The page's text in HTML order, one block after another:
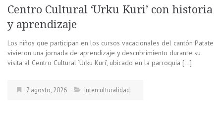
Centro Cultural ‘Urku Kuri’ con historia
y aprendizaje
Los niños que participan en los cursos vacacionales del cantón Patate
vivieron una jornada de aprendizaje y descubrimiento durante su
visita al Centro Cultural ‘Urku Kuri’, ubicado en la parroquia […]
7 agosto, 2026 Interculturalidad